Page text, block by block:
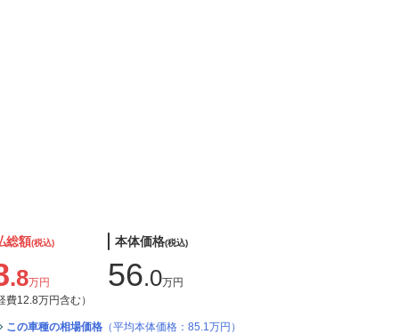
総額(税込)
.8万円
費12.8万円含む）
本体価格(税込)
56.0万円
この車種の相場価格 （平均本体価格：85.1万円）